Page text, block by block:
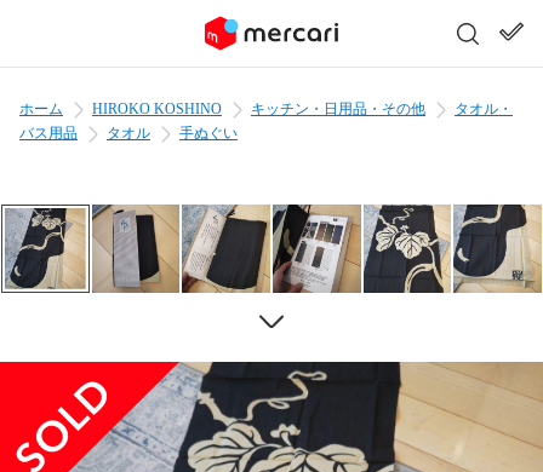
ホーム HIROKO KOSHINO キッチン・日用品・その他
タオル・
バス用品
タオル 手ぬぐい